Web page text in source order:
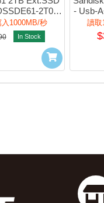
2T00-
口)
1000MB/秒
In Stock
- Usb-
讀取